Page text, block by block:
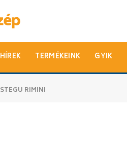
HÍREK TERMÉKEINK GYIK
STEGU RIMINI